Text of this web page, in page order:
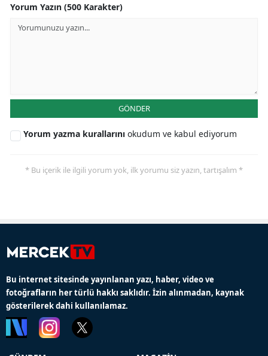
Yorum Yazın (500 Karakter)
GÖNDER
Yorum yazma kurallarını okudum ve kabul ediyorum
* Bu içerik ile ilgili yorum yok, ilk yorumu siz yazın, tartışalım *
Bu internet sitesinde yayınlanan yazı, haber, video ve
fotoğrafların her türlü hakkı saklıdır. İzin alınmadan, kaynak
gösterilerek dahi kullanılamaz.